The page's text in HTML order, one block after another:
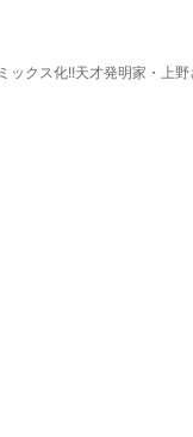
ックス化!!天才発明家・上野